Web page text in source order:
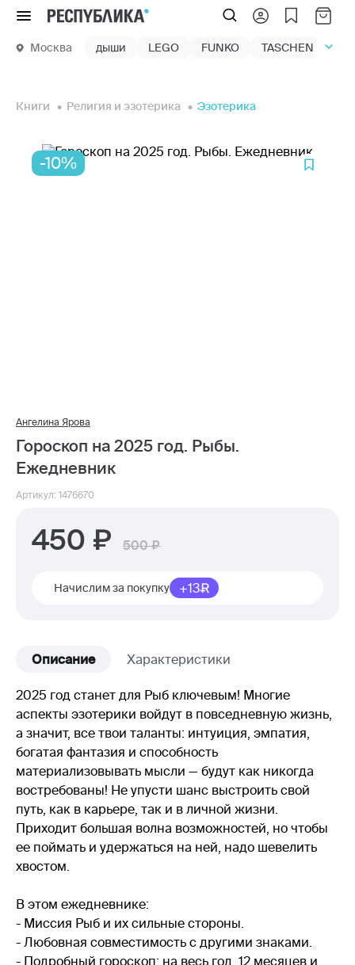
Меню
Москва дыши LEGO FUNKO TASCHEN
Книги Религия и эзотерика Эзотерика
-10%
Ангелина Ярова
Гороскоп на 2025 год. Рыбы.
Ежедневник
Артикул: 1476670
450 500
Начислим за покупку +13
Описание Характеристики
2025 год станет для Рыб ключевым! Многие
аспекты эзотерики войдут в повседневную жизнь,
а значит, все твои таланты: интуиция, эмпатия,
богатая фантазия и способность
материализовывать мысли — будут как никогда
востребованы! Не упусти шанс выстроить свой
путь, как в карьере, так и в личной жизни.
Приходит большая волна возможностей, но чтобы
ее поймать и удержаться на ней, надо шевелить
хвостом.
В этом ежедневнике:
- Миссия Рыб и их сильные стороны.
- Любовная совместимость с другими знаками.
- Подробный гороскоп: на весь год, 12 месяцев и